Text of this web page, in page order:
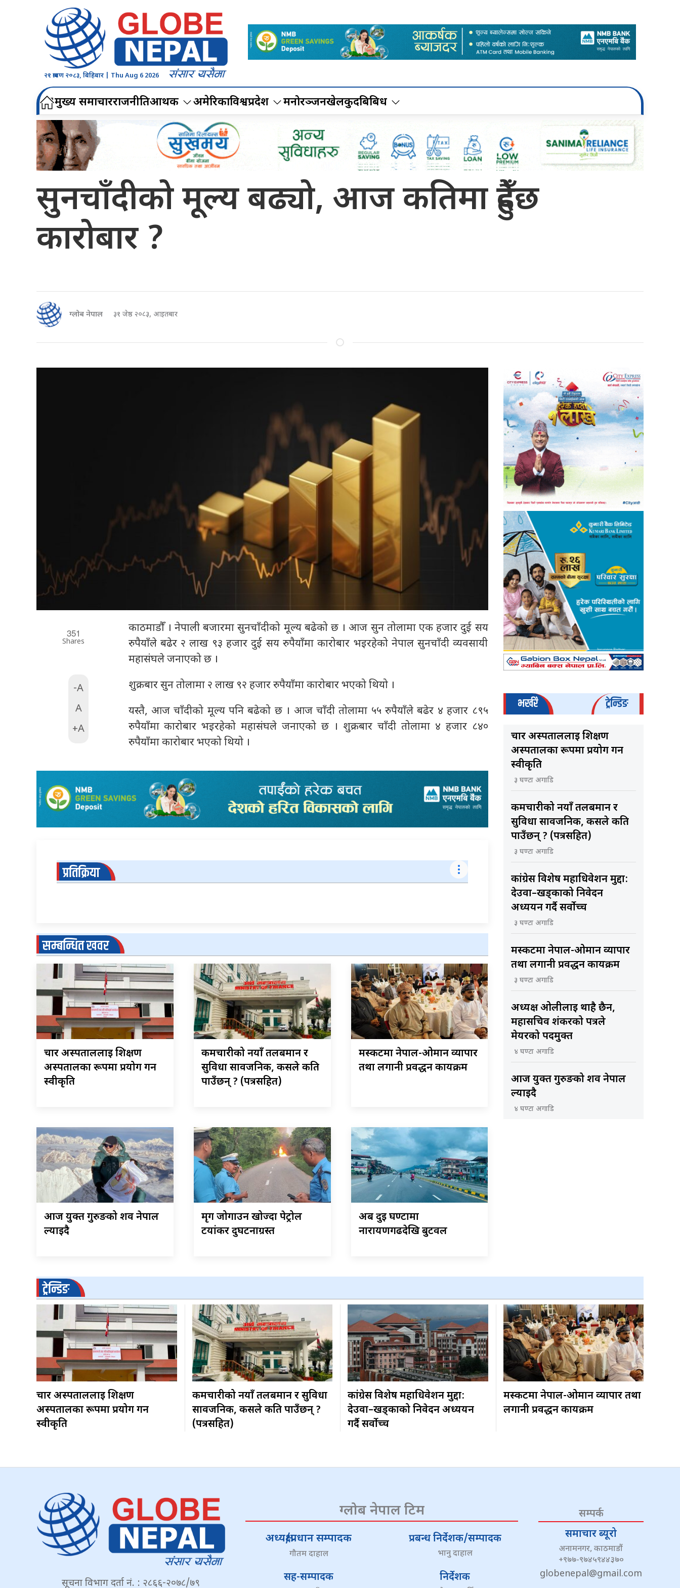
२१ श्रावण २०८३, बिहिबार | Thu Aug 6 2026
मुख्य समाचारराजनीतिआर्थिक अमेरिकाविश्वप्रदेश मनोरञ्जनखेलकुदबिबिध
सुनचाँदीको मूल्य बढ्यो, आज कतिमा हुँदैछ
कारोबार ?
ग्लोब नेपाल ३१ जेष्ठ २०८३, आइतबार
351
Shares
-A
A
+A
काठमाडौँ । नेपाली बजारमा सुनचाँदीको मूल्य बढेको छ । आज सुन तोलामा एक हजार दुई सय
रुपैयाँले बढेर २ लाख ९३ हजार दुई सय रुपैयाँमा कारोबार भइरहेको नेपाल सुनचाँदी व्यवसायी
महासंघले जनाएको छ ।
शुक्रबार सुन तोलामा २ लाख ९२ हजार रुपैयाँमा कारोबार भएको थियो ।
यस्तै, आज चाँदीको मूल्य पनि बढेको छ । आज चाँदी तोलामा ५५ रुपैयाँले बढेर ४ हजार ८९५
रुपैयाँमा कारोबार भइरहेको महासंघले जनाएको छ । शुक्रबार चाँदी तोलामा ४ हजार ८४०
रुपैयाँमा कारोबार भएको थियो ।
प्रतिक्रिया
सम्बन्धित खवर
चार अस्पताललाई शिक्षण
अस्पतालका रूपमा प्रयोग गर्न
स्वीकृति
कर्मचारीको नयाँ तलबमान र
सुविधा सार्वजनिक, कसले कति
पाउँछन् ? (पत्रसहित)
मस्कटमा नेपाल-ओमान व्यापार
तथा लगानी प्रवर्द्धन कार्यक्रम
आज युक्त गुरुङको शव नेपाल
ल्याइदै
मृग जोगाउन खोज्दा पेट्रोल
टयांकर दुर्घटनाग्रस्त
अब दुई घण्टामा
नारायणगढदेखि बुटवल
भर्खरै ट्रेन्डिङ
चार अस्पताललाई शिक्षण
अस्पतालका रूपमा प्रयोग गर्न
स्वीकृति
३ घण्टा अगाडि
कर्मचारीको नयाँ तलबमान र
सुविधा सार्वजनिक, कसले कति
पाउँछन् ? (पत्रसहित)
३ घण्टा अगाडि
कांग्रेस विशेष महाधिवेशन मुद्दा:
देउवा–खड्काको निवेदन
अध्ययन गर्दै सर्वोच्च
३ घण्टा अगाडि
मस्कटमा नेपाल-ओमान व्यापार
तथा लगानी प्रवर्द्धन कार्यक्रम
३ घण्टा अगाडि
अध्यक्ष ओलीलाई थाहै छैन,
महासचिव शंकरको पत्रले
मेयरको पदमुक्त
४ घण्टा अगाडि
आज युक्त गुरुङको शव नेपाल
ल्याइदै
४ घण्टा अगाडि
ट्रेन्डिङ
चार अस्पताललाई शिक्षण
अस्पतालका रूपमा प्रयोग गर्न
स्वीकृति
कर्मचारीको नयाँ तलबमान र सुविधा
सार्वजनिक, कसले कति पाउँछन् ?
(पत्रसहित)
कांग्रेस विशेष महाधिवेशन मुद्दा:
देउवा–खड्काको निवेदन अध्ययन
गर्दै सर्वोच्च
मस्कटमा नेपाल-ओमान व्यापार तथा
लगानी प्रवर्द्धन कार्यक्रम
सूचना विभाग दर्ता नं. : २८६६-२०७८/७९
ग्लोब नेपाल टिम
अध्यक्ष/प्रधान सम्पादक
गौतम दाहाल
प्रबन्ध निर्देशक/सम्पादक
भानु दाहाल
सह-सम्पादक निर्देशक
सम्पर्क
समाचार ब्यूरो
अनामनगर, काठमाडौं
+९७७-९७४५९४४३७०
globenepal@gmail.com